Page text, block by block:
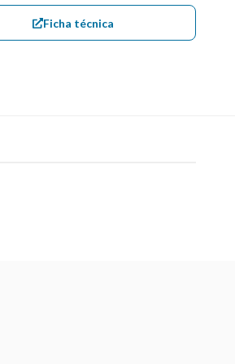
Ficha técnica